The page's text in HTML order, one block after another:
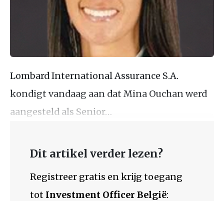
Lombard International Assurance S.A.
kondigt vandaag aan dat Mina Ouchan werd
aangesteld als Senior…
Dit artikel verder lezen?
Registreer gratis en krijg toegang
tot Investment Officer België: